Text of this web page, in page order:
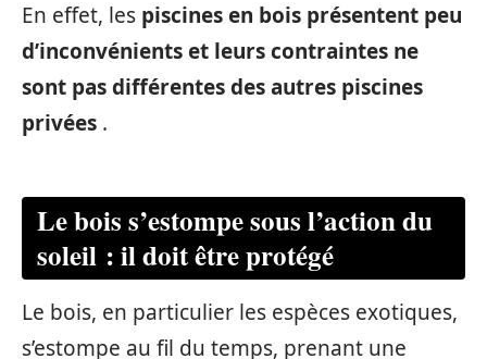
En effet, les piscines en bois présentent peu
d’inconvénients et leurs contraintes ne
sont pas différentes des autres piscines
privées .
Le bois s’estompe sous l’action du
soleil : il doit être protégé
Le bois, en particulier les espèces exotiques,
s’estompe au fil du temps, prenant une